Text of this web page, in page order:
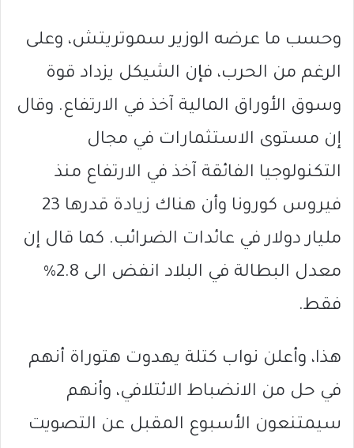
وحسب ما عرضه الوزير سموتريتش، وعلى
الرغم من الحرب، فإن الشيكل يزداد قوة
وسوق الأوراق المالية آخذ في الارتفاع. وقال
إن مستوى الاستثمارات في مجال
التكنولوجيا الفائقة آخذ في الارتفاع منذ
فيروس كورونا وأن هناك زيادة قدرها 23
مليار دولار في عائدات الضرائب. كما قال إن
معدل البطالة في البلاد انفض الى 2.8%
فقط.
هذا، وأعلن نواب كتلة يهدوت هتوراة أنهم
في حل من الانضباط الائتلافي، وأنهم
سيمتنعون الأسبوع المقبل عن التصويت